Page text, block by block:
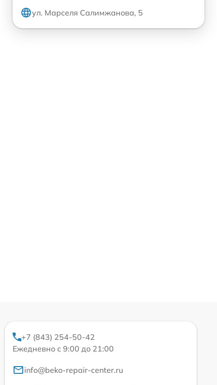
ул. Марселя Салимжанова, 5
+7 (843) 254-50-42
Ежедневно с 9:00 до 21:00
info@beko-repair-center.ru